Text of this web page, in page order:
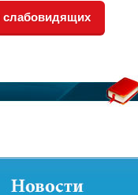
слабовидящих